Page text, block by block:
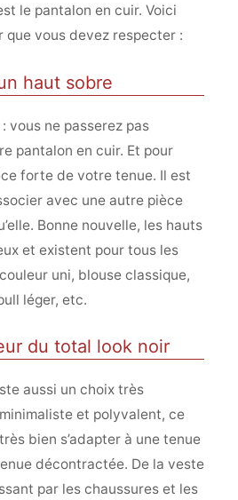
le pantalon en cuir. Voici
que vous devez respecter :
haut sobre
vous ne passerez pas
pantalon en cuir. Et pour
forte de votre tenue. Il est
avec une autre pièce
Bonne nouvelle, les hauts
et existent pour tous les
uni, blouse classique,
léger, etc.
du total look noir
aussi un choix très
et polyvalent, ce
bien s’adapter à une tenue
décontractée. De la veste
par les chaussures et les